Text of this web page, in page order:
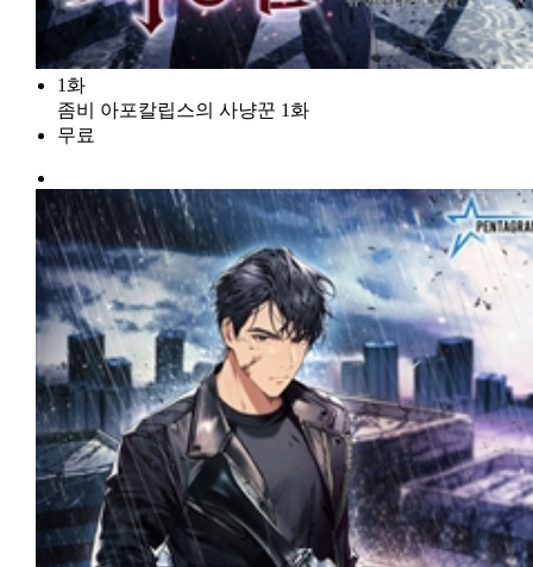
1화
좀비 아포칼립스의 사냥꾼 1화
무료